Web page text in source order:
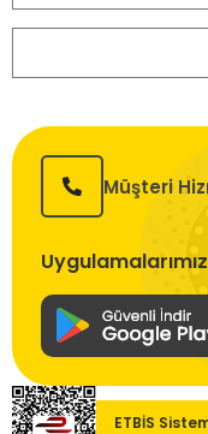
Müşteri
ETBİS